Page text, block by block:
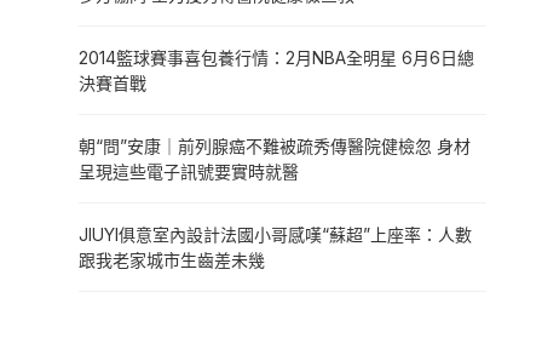
2014籃球賽事喜包養行情：2月NBA全明星 6月6日總
決賽首戰
朝“問”安康｜前列腺癌不難被疏秀傳醫院健檢忽 身材
呈現這些電子訊號要實時就醫
JIUYI俱意室內設計法國小哥感嘆“蘇超”上座率：人數
跟我老家城市生齒差未幾